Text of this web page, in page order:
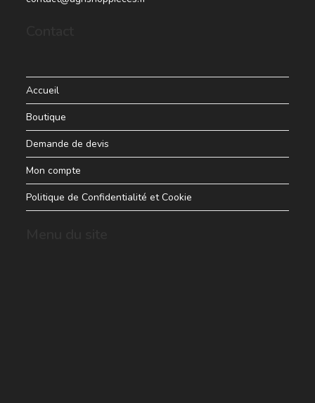
Accueil
Boutique
Demande de devis
Mon compte
Politique de Confidentialité et Cookie